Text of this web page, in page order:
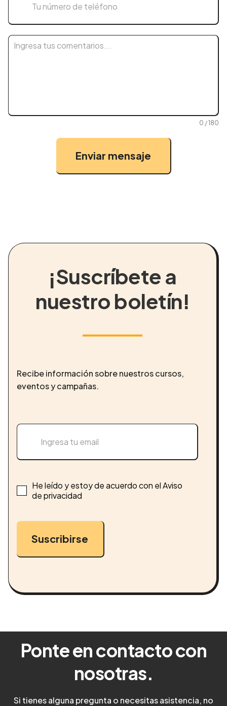
0 / 180
Enviar mensaje
¡Suscríbete a
nuestro boletín!
Recibe información sobre nuestros cursos,
eventos y campañas.
He leído y estoy de acuerdo con el Aviso
de privacidad
Suscribirse
Ponte en contacto con
nosotras.
Si tienes alguna pregunta o necesitas asistencia, no